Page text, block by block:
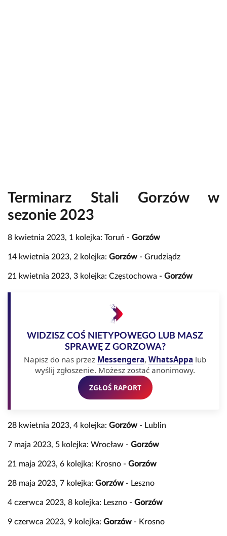
Terminarz Stali Gorzów w
sezonie 2023
8 kwietnia 2023, 1 kolejka: Toruń - Gorzów
14 kwietnia 2023, 2 kolejka: Gorzów - Grudziądz
21 kwietnia 2023, 3 kolejka: Częstochowa - Gorzów
WIDZISZ COŚ NIETYPOWEGO LUB MASZ
SPRAWĘ Z GORZOWA?
Napisz do nas przez Messengera, WhatsAppa lub
wyślij zgłoszenie. Możesz zostać anonimowy.
ZGŁOŚ RAPORT
28 kwietnia 2023, 4 kolejka: Gorzów - Lublin
7 maja 2023, 5 kolejka: Wrocław - Gorzów
21 maja 2023, 6 kolejka: Krosno - Gorzów
28 maja 2023, 7 kolejka: Gorzów - Leszno
4 czerwca 2023, 8 kolejka: Leszno - Gorzów
9 czerwca 2023, 9 kolejka: Gorzów - Krosno